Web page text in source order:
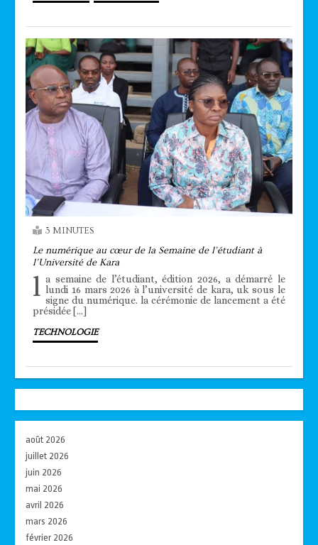
3 MINUTES
Le numérique au cœur de la Semaine de l’étudiant à
l’Université de Kara
l a semaine de l’étudiant, édition 2026, a démarré le
lundi 16 mars 2026 à l’université de kara, uk sous le
signe du numérique. la cérémonie de lancement a été
présidée […]
TECHNOLOGIE
août 2026
juillet 2026
juin 2026
mai 2026
avril 2026
mars 2026
février 2026